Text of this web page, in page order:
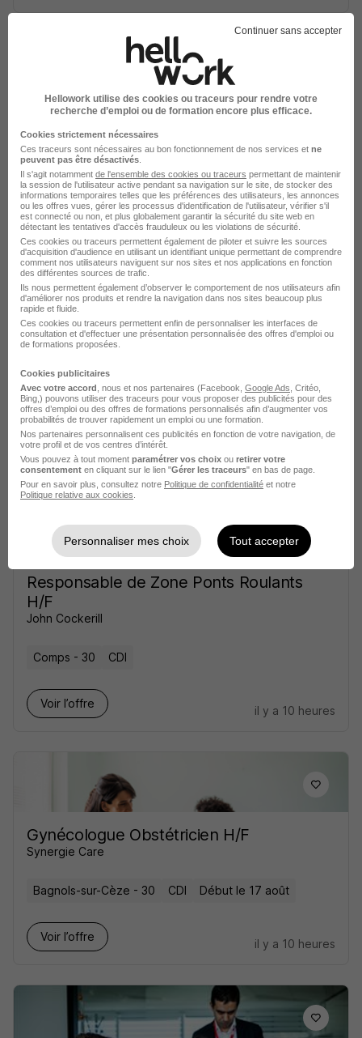
Assistant Dentaire Référent H/F
Vertuo
Uzès - 30 CDI 28 344 - 32 400 € / an
Voir l’offre
il y a 10 heures
Coiffeur H/F
Uzès - 30 CDI 1 843 - 2 074 € / mois
Voir l’offre
il y a 10 heures
Responsable de Zone Ponts Roulants
H/F
John Cockerill
Comps - 30 CDI
Voir l’offre
il y a 10 heures
Gynécologue Obstétricien H/F
Synergie Care
Bagnols-sur-Cèze - 30 CDI Début le 17 août
Voir l’offre
il y a 10 heures
Continuer sans accepter
Hellowork utilise des cookies ou traceurs pour rendre votre
recherche d’emploi ou de formation encore plus efficace.
Cookies strictement nécessaires
Ces traceurs sont nécessaires au bon fonctionnement de nos services et ne
peuvent pas être désactivés
Il s'agit notamment de l'ensemble des cookies ou traceurs permettant de maintenir
la session de l'utilisateur active pendant sa navigation sur le site, de stocker des
informations temporaires telles que les préférences des utilisateurs, les annonces
ou les offres vues, gérer les processus d'identification de l'utilisateur, vérifier s'il
est connecté ou non, et plus globalement garantir la sécurité du site web en
détectant les tentatives d'accès frauduleux ou les violations de sécurité.
Ces cookies ou traceurs permettent également de piloter et suivre les sources
d'acquisition d'audience en utilisant un identifiant unique permettant de comprendre
comment nos utilisateurs naviguent sur nos sites et nos applications en fonction
des différentes sources de trafic.
Ils nous permettent également d’observer le comportement de nos utilisateurs afin
d'améliorer nos produits et rendre la navigation dans nos sites beaucoup plus
rapide et fluide.
Ces cookies ou traceurs permettent enfin de personnaliser les interfaces de
consultation et d'effectuer une présentation personnalisée des offres d'emploi ou
de formations proposées.
Cookies publicitaires
Avec votre accord , nous et nos partenaires (Facebook, Google Ads , Critéo,
Bing,) pouvons utiliser des traceurs pour vous proposer des publicités pour des
offres d’emploi ou des offres de formations personnalisés afin d’augmenter vos
probabilités de trouver rapidement un emploi ou une formation.
Nos partenaires personnalisent ces publicités en fonction de votre navigation, de
votre profil et de vos centres d’intérêt.
Vous pouvez à tout moment paramétrer vos choix ou retirer votre
consentement en cliquant sur le lien "Gérer les traceurs" en bas de page.
Pour en savoir plus, consultez notre Politique de confidentialité et notre
Politique relative aux cookies
Personnaliser mes choix Tout accepter